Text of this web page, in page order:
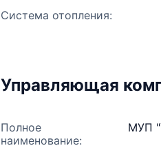
Система отопления:
Управляющая
Полное
наименование:
МУП